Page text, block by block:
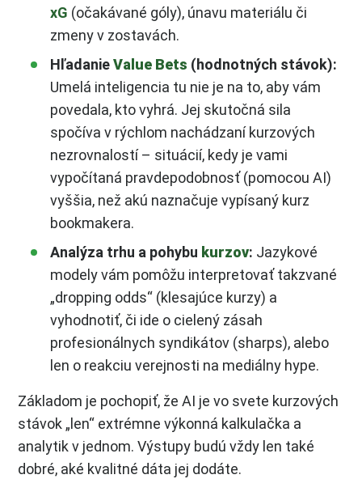
xG (očakávané góly), únavu materiálu či
zmeny v zostavách.
HľadanieValue Bets (hodnotných stávok):
Umelá inteligencia tu nie je na to, aby vám
povedala, kto vyhrá. Jej skutočná sila
spočíva v rýchlom nachádzaní kurzových
nezrovnalostí – situácií, kedy je vami
vypočítaná pravdepodobnosť (pomocou AI)
vyššia, než akú naznačuje vypísaný kurz
bookmakera.
Analýza trhu a pohybu kurzov: Jazykové
modely vám pomôžu interpretovať takzvané
„dropping odds“ (klesajúce kurzy) a
vyhodnotiť, či ide o cielený zásah
profesionálnych syndikátov (sharps), alebo
len o reakciu verejnosti na mediálny hype.
Základom je pochopiť, že AI je vo svete kurzových
stávok „len“ extrémne výkonná kalkulačka a
analytik v jednom. Výstupy budú vždy len také
dobré, aké kvalitné dáta jej dodáte.